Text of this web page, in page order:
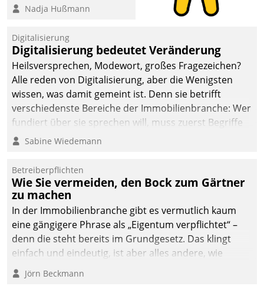
methodisch
Quartier. Dazwischen
zeigte Datatrain, was es
Neues zu bieten hat.
Nadja Hußmann
Digitalisierung
Digitalisierung bedeutet Veränderung
Heilsversprechen, Modewort, großes Fragezeichen?
Alle reden von Digitalisierung, aber die Wenigsten
wissen, was damit gemeint ist. Denn sie betrifft
verschiedenste Bereiche der Immobilienbranche: Wer
fundiert über sie sprechen will, muss zuerst Begriffe
klären. Ein Aspekt ist die betriebliche Optimierung:
Einsparungen durch optimierte und automatisierte
Prozesse. Doch man darf nicht zu viel erwarten: Allein
mit der Einführung einer neuen Software ist es nicht
getan. Die Digitalisierung erfordert von Unternehmen
die Bereitschaft, sich zu überprüfen, zu hinterfragen
und zu verändern.
Sabine Wiedemann
Betreiberpflichten
Wie Sie vermeiden, den Bock zum Gärtner
zu machen
In der Immobilienbranche gibt es vermutlich kaum
eine gängigere Phrase als „Eigentum verpflichtet“ –
denn die steht bereits im Grundgesetz. Das klingt
einfach und eindeutig, ist aber alles andere, wie
Branchenbeschäftigte wissen. Denn mit der
Verantwortung folgen Verpflichtungen.
Jörn Beckmann